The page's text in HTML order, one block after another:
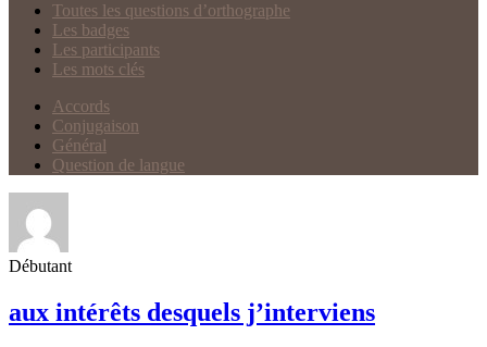
Toutes les questions d’orthographe
Les badges
Les participants
Les mots clés
Accords
Conjugaison
Général
Question de langue
Débutant
aux intérêts desquels j’interviens